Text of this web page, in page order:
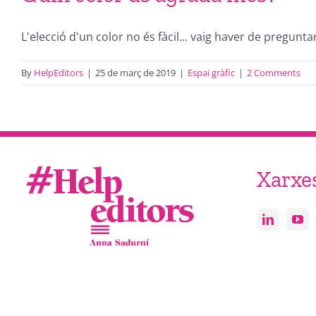
L'elecció d'un color no és fàcil... vaig haver de
By HelpEditors | 25 de març de 2019 | Espai gràfic | 2 Comments